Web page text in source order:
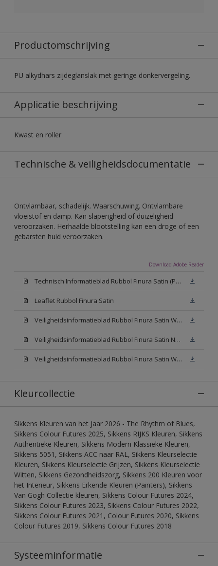
Productomschrijving
PU alkydhars zijdeglanslak met geringe donkervergeling.
Applicatie beschrijving
Kwast en roller
Technische & veiligheidsdocumentatie
Ontvlambaar, schadelijk. Waarschuwing. Ontvlambare
vloeistof en damp. Kan slaperigheid of duizeligheid
veroorzaken. Herhaalde blootstelling kan een droge of een
gebarsten huid veroorzaken.
Download Adobe Reader
Technisch Informatieblad Rubbol Finura Satin (PDF)
Leaflet Rubbol Finura Satin
Veiligheidsinformatieblad Rubbol Finura Satin W05 (MSDS)
Veiligheidsinformatieblad Rubbol Finura Satin N00 (MSDS)
Veiligheidsinformatieblad Rubbol Finura Satin White (MSDS)
Kleurcollectie
Sikkens Kleuren van het Jaar 2026 - The Rhythm of Blues,
Sikkens Colour Futures 2025, Sikkens RIJKS Kleuren, Sikkens
Authentieke Kleuren, Sikkens Modern Klassieke Kleuren,
Sikkens 5051, Sikkens ACC naar RAL, Sikkens Kleurselectie
Kleuren, Sikkens Kleurselectie Grijzen, Sikkens Kleurselectie
Witten, Sikkens Gezondheidszorg, Sikkens 200 Kleuren voor
het Interieur, Sikkens Erkende Kleuren (Painters), Sikkens
Van Gogh Collectie kleuren, Sikkens Colour Futures 2024,
Sikkens Colour Futures 2023, Sikkens Colour Futures 2022,
Sikkens Colour Futures 2021, Colour Futures 2020, Sikkens
Colour Futures 2019, Sikkens Colour Futures 2018
Systeeminformatie